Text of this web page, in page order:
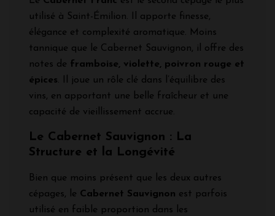
utilisé à Saint-Émilion. Il apporte finesse,
élégance et complexité aromatique. Moins
tannique que le Cabernet Sauvignon, il offre des
notes de framboise, violette, poivron rouge et
épices. Il joue un rôle clé dans l’équilibre des
vins, en apportant une belle fraîcheur et une
capacité de vieillissement accrue.
Le Cabernet Sauvignon : La
Structure et la Longévité
Bien que moins présent que les deux autres
cépages, le Cabernet Sauvignon est parfois
utilisé en faible proportion dans les